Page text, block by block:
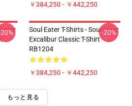
￥384,250 - ￥442,250
Soul Eater T-Shirts - Soul Eater
Excalibur Classic T-Shirt
RB1204
￥384,250 - ￥442,250
-20%
もっと見る